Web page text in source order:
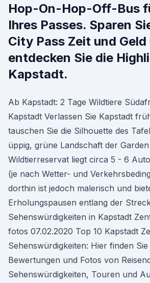
Hop-On-Hop-Off-Bus
Ihres Passes. Sparen
City Pass Zeit und Geld
entdecken Sie die
Kapstadt.
Ab Kapstadt: 2 Tage Wildtiere
Kapstadt Verlassen Sie Kapstadt
tauschen Sie die Silhouette des
üppig, grüne Landschaft der
Wildtierreservat liegt circa 5 - 6
(je nach Wetter- und
dorthin ist jedoch malerisch und
Erholungspausen entlang der
Sehenswürdigkeiten in Kapstadt
fotos 07.02.2020 Top 10 Kapstadt
Sehenswürdigkeiten: Hier finden Sie
Bewertungen und Fotos von
Sehenswürdigkeiten, Touren und